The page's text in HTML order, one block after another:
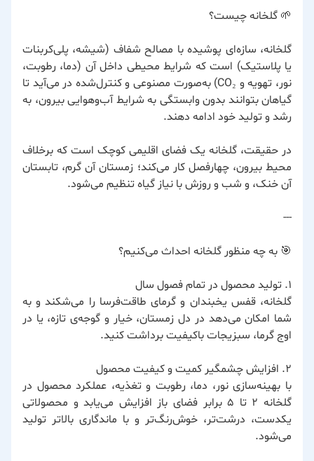
🌱 گلخانه چیست؟
گلخانه، سازه‌ای پوشیده با مصالح شفاف (شیشه، پلی‌کربنات
یا پلاستیک) است که شرایط محیطی داخل آن (دما، رطوبت،
نور، تهویه و CO₂) به‌صورت مصنوعی و کنترل‌شده در می‌آید تا
گیاهان بتوانند بدون وابستگی به شرایط آب‌وهوایی بیرون، به
رشد و تولید خود ادامه دهند.
در حقیقت، گلخانه یک فضای اقلیمی کوچک است که برخلاف
محیط بیرون، چهارفصل کار می‌کند؛ زمستان آن گرم، تابستان
آن خنک، و شب و روزش با نیاز گیاه تنظیم می‌شود.
---
🎯 به چه منظور گلخانه احداث می‌کنیم؟
۱. تولید محصول در تمام فصول سال
گلخانه، قفس یخبندان و گرمای طاقت‌فرسا را می‌شکند و به
شما امکان می‌دهد در دل زمستان، خیار و گوجه‌ی تازه، یا در
اوج گرما، سبزیجات باکیفیت برداشت کنید.
۲. افزایش چشمگیر کمیت و کیفیت محصول
با بهینه‌سازی نور، دما، رطوبت و تغذیه، عملکرد محصول در
گلخانه ۲ تا ۵ برابر فضای باز افزایش می‌یابد و محصولاتی
یکدست، درشت‌تر، خوش‌رنگ‌تر و با ماندگاری بالاتر تولید
می‌شود.